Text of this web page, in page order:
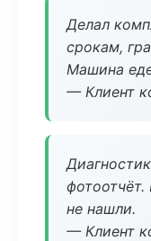
Делал
срокам,
Машина
— Клиент
фотоотчёт.
не нашли.
— Клиент